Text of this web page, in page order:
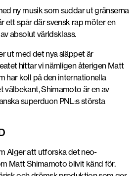
ny musik som suddar ut gränserna
ett spår där svensk rap möter en
absolut världsklass.
ut med det nya släppet är
hittar vi nämligen återigen Matt
har koll på den internationella
välbekant, Shimamoto är en av
superduon PNL:s största
Alger att utforska det neo-
Matt Shimamoto blivit känd för.